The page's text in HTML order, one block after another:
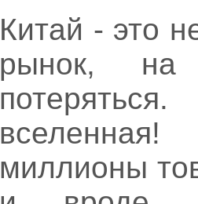
Китай - это
рынок, на
миллионы